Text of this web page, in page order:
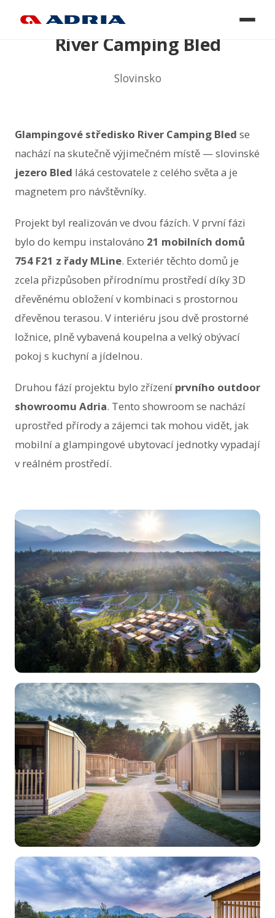
River Camping Bled
Slovinsko
Glampingové středisko River Camping Bled se
nachází na skutečně výjimečném místě — slovinské
jezero Bled láká cestovatele z celého světa a je
magnetem pro návštěvníky.
Projekt byl realizován ve dvou fázích. V první fázi
bylo do kempu instalováno 21 mobilních domů
754 F21 z řady MLine. Exteriér těchto domů je
zcela přizpůsoben přírodnímu prostředí díky 3D
dřevěnému obložení v kombinaci s prostornou
dřevěnou terasou. V interiéru jsou dvě prostorné
ložnice, plně vybavená koupelna a velký obývací
pokoj s kuchyní a jídelnou.
Druhou fází projektu bylo zřízení prvního outdoor
showroomu Adria. Tento showroom se nachází
uprostřed přírody a zájemci tak mohou vidět, jak
mobilní a glampingové ubytovací jednotky vypadají
v reálném prostředí.